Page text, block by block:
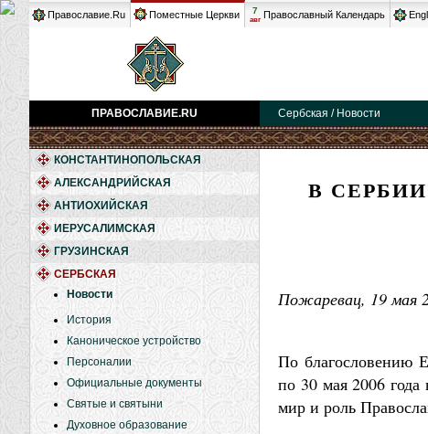
Православие.Ru Поместные Церкви 7
авг Православный Календарь
ПРАВОСЛАВИЕ.RU Сербская / Новости
КОНСТАНТИНОПОЛЬСКАЯ
АЛЕКСАНДРИЙСКАЯ
АНТИОХИЙСКАЯ
ИЕРУСАЛИМСКАЯ
ГРУЗИНСКАЯ
СЕРБСКАЯ
Новости
История
Каноническое устройство
Персоналии
Официальные документы
Святые и святыни
Духовное образование
В
Пожаревац, 19 мая
По благословению
по 30 мая 2006
мир и роль